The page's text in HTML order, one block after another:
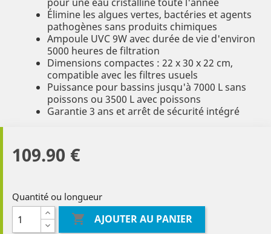
Élimine les algues vertes, bactéries et agents
pathogènes sans produits chimiques
Ampoule UVC 9W avec durée de vie d'environ
5000 heures de filtration
Dimensions compactes : 22 x 30 x 22 cm,
compatible avec les filtres usuels
Puissance pour bassins jusqu'à 7000 L sans
poissons ou 3500 L avec poissons
Garantie 3 ans et arrêt de sécurité intégré
109.90 €
Quantité ou longueur
 AJOUTER AU PANIER